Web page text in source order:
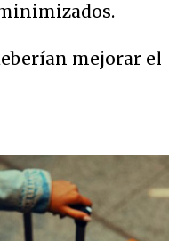
mejorar el